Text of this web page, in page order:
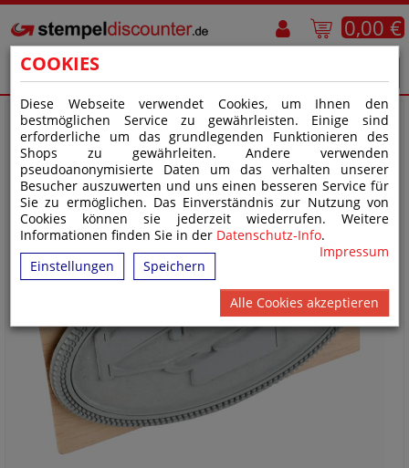
COOKIES
Diese Webseite verwendet Cookies, um Ihnen den
bestmöglichen Service zu gewährleisten. Einige sind
erforderliche um das grundlegenden Funktionieren des
Shops zu gewährleiten. Andere verwenden
pseudoanonymisierte Daten um das verhalten unserer
Besucher auszuwerten und uns einen besseren Service für
Sie zu ermöglichen. Das Einverständnis zur Nutzung von
Cookies können sie jederzeit wiederrufen. Weitere
Informationen finden Sie in der Datenschutz-Info.
Impressum
Einstellungen
Speichern
Alle Cookies akzeptieren
0,00 €